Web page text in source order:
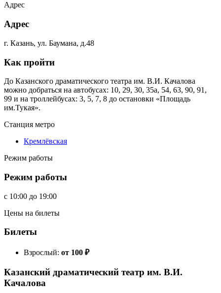
Адрес
Адрес
г. Казань, ул. Баумана, д.48
Как пройти
До Казанского драматического театра им. В.И. Качалова
можно добраться на автобусах: 10, 29, 30, 35а, 54, 63, 90, 91,
99 и на троллейбусах: 3, 5, 7, 8 до остановки «Площадь
им.Тукая».
Станция метро
Кремлёвская
Режим работы
Режим работы
c 10:00 до 19:00
Цены на билеты
Билеты
Взрослый: от 100 ₽
Казанский драматический театр им. В.И.
Качалова